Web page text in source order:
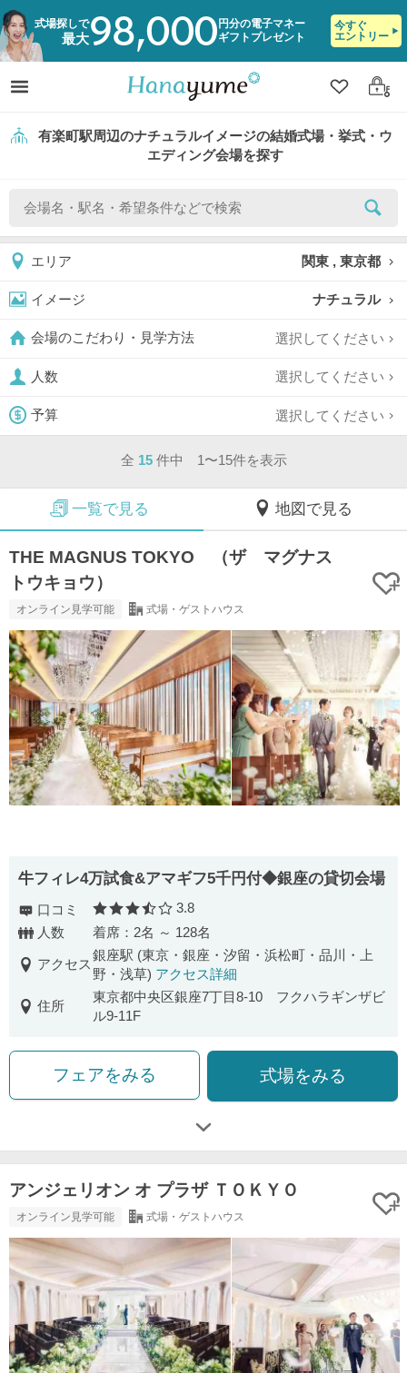
式場探しで
最大98,000 円分の電子マネー
ギフトプレゼント
今すぐ
エントリー
クリップ
ログ
有楽町駅周辺のナチュラルイメージの結婚式場・挙式・ウ
エディング会場を探す
エリア 関東 , 東京都
イメージ ナチュラル
会場のこだわり・見学方法 選択してください
人数 選択してください
予算 選択してください
全 15 件中 1〜15件を表示
一覧で見る 地図で見る
THE MAGNUS TOKYO （ザ マグナス
トウキョウ）
オンライン見学可能 式場・ゲストハウス
牛フィレ4万試食&アマギフ5千円付◆銀座の貸切会場
口コミ 口コミ評価
3.8
人数
着席：2名 ～ 128名
アクセス
銀座駅 (東京・銀座・汐留・浜松町・品川・上
野・浅草) アクセス詳細
住所
東京都中央区銀座7丁目8-10 フクハラギンザビ
ル9-11F
フェアをみる 式場をみる
アンジェリオン オ プラザ ＴＯＫＹＯ
オンライン見学可能 式場・ゲストハウス